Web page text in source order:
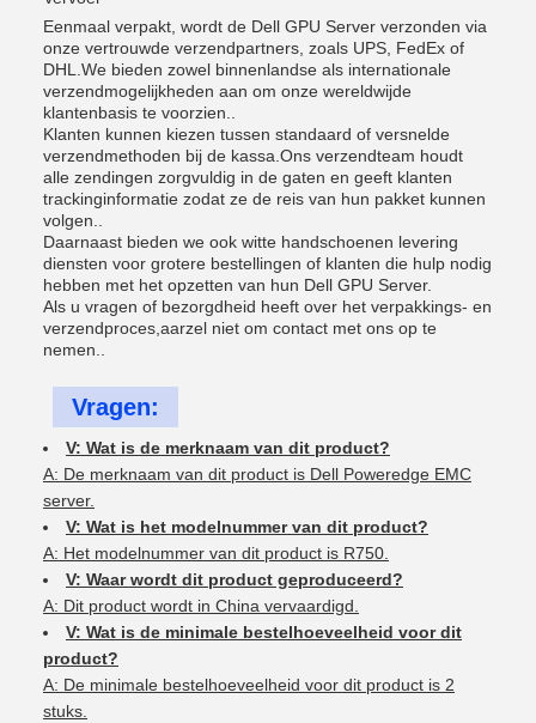
Eenmaal verpakt, wordt de Dell GPU Server verzonden via
onze vertrouwde verzendpartners, zoals UPS, FedEx of
DHL.We bieden zowel binnenlandse als internationale
verzendmogelijkheden aan om onze wereldwijde
klantenbasis te voorzien..
Klanten kunnen kiezen tussen standaard of versnelde
verzendmethoden bij de kassa.Ons verzendteam houdt
alle zendingen zorgvuldig in de gaten en geeft klanten
trackinginformatie zodat ze de reis van hun pakket kunnen
volgen..
Daarnaast bieden we ook witte handschoenen levering
diensten voor grotere bestellingen of klanten die hulp nodig
hebben met het opzetten van hun Dell GPU Server.
Als u vragen of bezorgdheid heeft over het verpakkings- en
verzendproces,aarzel niet om contact met ons op te
nemen..
Vragen:
V: Wat is de merknaam van dit product?
A: De merknaam van dit product is Dell Poweredge EMC
server.
V: Wat is het modelnummer van dit product?
A: Het modelnummer van dit product is R750.
V: Waar wordt dit product geproduceerd?
A: Dit product wordt in China vervaardigd.
V: Wat is de minimale bestelhoeveelheid voor dit
product?
A: De minimale bestelhoeveelheid voor dit product is 2
stuks.